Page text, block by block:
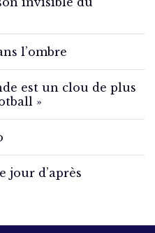
l’ombre
est un clou de plus
»
jour d’après